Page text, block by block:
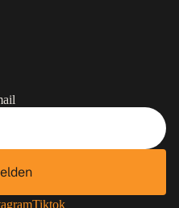
Tiktok